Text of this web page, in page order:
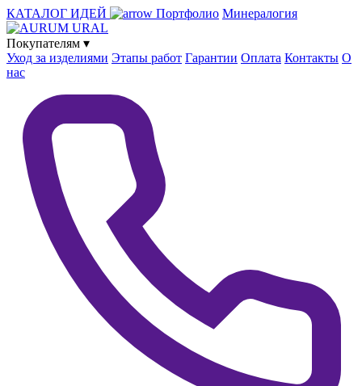
КАТАЛОГ ИДЕЙ Портфолио Минералогия
Покупателям ▾
Уход за изделиями Этапы работ Гарантии Оплата Контакты О
нас